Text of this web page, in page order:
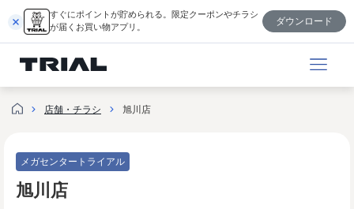
を
キ
すぐにポイントが貯められる。限定クーポンやチラシ
が届くお買い物アプリ。
ダウンロード
店舗・チラシ 旭川店
メガセンタートライアル
旭川店